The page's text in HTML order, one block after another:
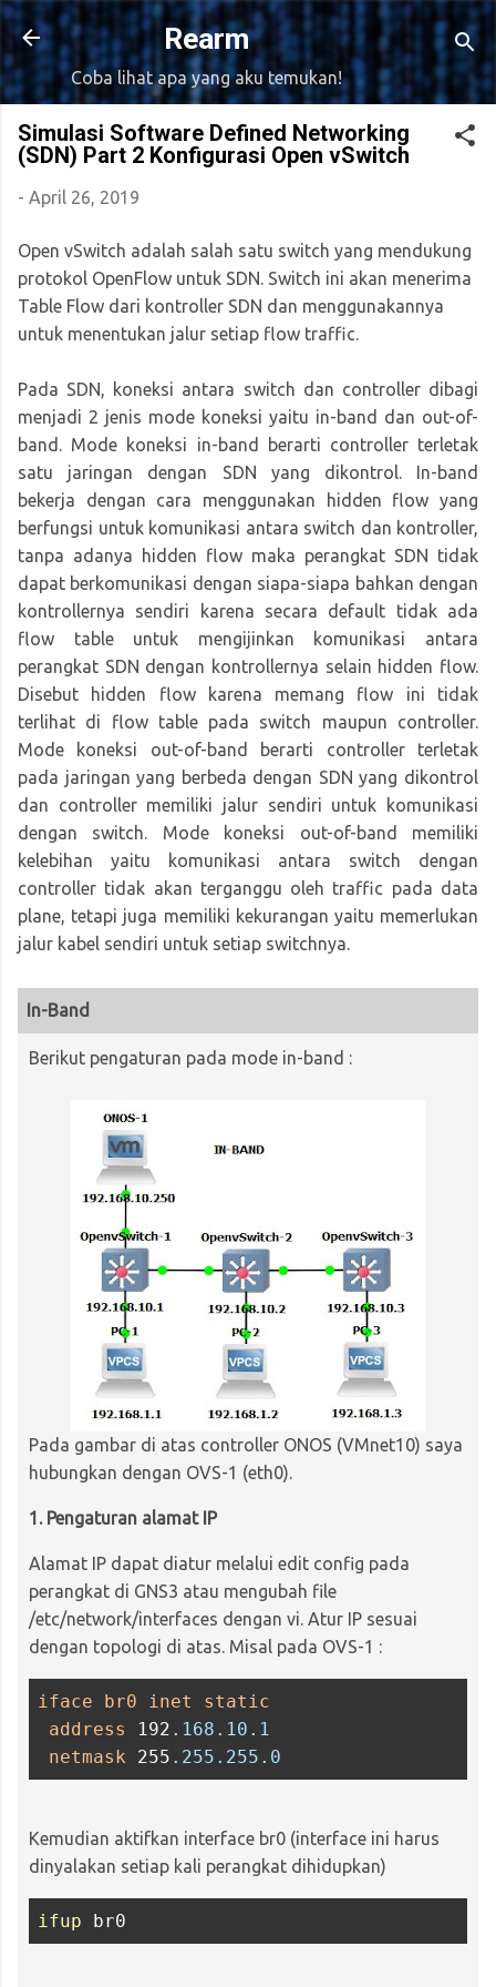
Langsung ke konten utama
Rearm
Coba lihat apa yang aku temukan!
Simulasi Software Defined Networking
(SDN) Part 2 Konfigurasi Open vSwitch
- April 26, 2019
Open vSwitch adalah salah satu switch yang mendukung
protokol OpenFlow untuk SDN. Switch ini akan menerima
Table Flow dari kontroller SDN dan menggunakannya
untuk menentukan jalur setiap flow traffic.
Pada SDN, koneksi antara switch dan controller dibagi
menjadi 2 jenis mode koneksi yaitu in-band dan out-of-
band. Mode koneksi in-band berarti controller terletak
satu jaringan dengan SDN yang dikontrol. In-band
bekerja dengan cara menggunakan hidden flow yang
berfungsi untuk komunikasi antara switch dan kontroller,
tanpa adanya hidden flow maka perangkat SDN tidak
dapat berkomunikasi dengan siapa-siapa bahkan dengan
kontrollernya sendiri karena secara default tidak ada
flow table untuk mengijinkan komunikasi antara
perangkat SDN dengan kontrollernya selain hidden flow.
Disebut hidden flow karena memang flow ini tidak
terlihat di flow table pada switch maupun controller.
Mode koneksi out-of-band berarti controller terletak
pada jaringan yang berbeda dengan SDN yang dikontrol
dan controller memiliki jalur sendiri untuk komunikasi
dengan switch. Mode koneksi out-of-band memiliki
kelebihan yaitu komunikasi antara switch dengan
controller tidak akan terganggu oleh traffic pada data
plane, tetapi juga memiliki kekurangan yaitu memerlukan
jalur kabel sendiri untuk setiap switchnya.
In-Band
Berikut pengaturan pada mode in-band :
Pada gambar di atas controller ONOS (VMnet10) saya
hubungkan dengan OVS-1 (eth0).
1. Pengaturan alamat IP
Alamat IP dapat diatur melalui edit config pada
perangkat di GNS3 atau mengubah file
/etc/network/interfaces dengan vi. Atur IP sesuai
dengan topologi di atas. Misal pada OVS-1 :
iface br0 inet
static
address
192 .168 .10 .1
netmask 255 .255 .255 .0
Kemudian aktifkan interface br0 (interface ini harus
dinyalakan setiap kali perangkat dihidupkan)
ifup br0